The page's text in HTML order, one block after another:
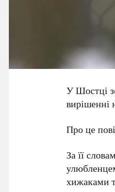
У Шостці
вирішенні
Про це
За її
хижаками